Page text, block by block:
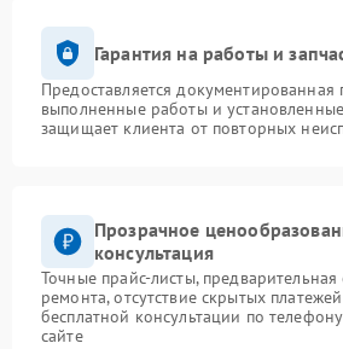
Гарантия на работы и
Предоставляется документированная
выполненные работы и
защищает клиента от повторных
Прозрачное
консультация
Точные прайс-листы,
ремонта, отсутствие скрытых
бесплатной консультации по
сайте